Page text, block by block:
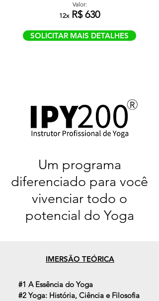
Valor:
12x R$ 630
SOLICITAR MAIS DETALHES
Um programa
diferenciado para você
vivenciar todo o
potencial do Yoga
IMERSÃO TEÓRICA
#1 A Essência do Yoga
#2 Yoga: História, Ciência e Filosofia